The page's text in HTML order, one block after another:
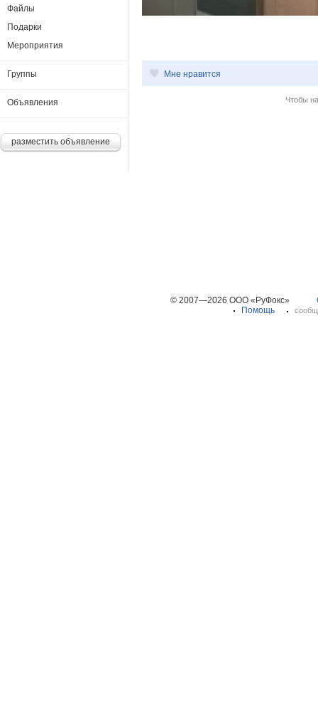
Мне нравится
Чтобы
Файлы
Подарки
Мероприятия
Группы
Объявления
разместить объявление
© 2007—2026 ООО «РуФокс»
Помощь